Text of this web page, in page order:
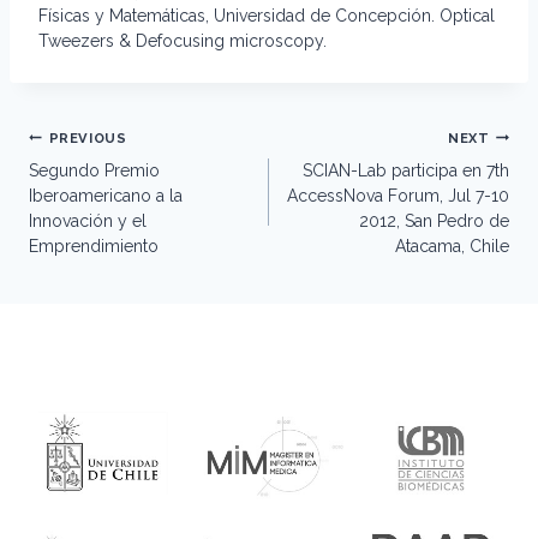
Físicas y Matemáticas, Universidad de Concepción. Optical
Tweezers & Defocusing microscopy.
Post
navigation
PREVIOUS
Segundo Premio
Iberoamericano a la
Innovación y el
Emprendimiento
NEXT
SCIAN-Lab participa en 7th
AccessNova Forum, Jul 7-10
2012, San Pedro de
Atacama, Chile